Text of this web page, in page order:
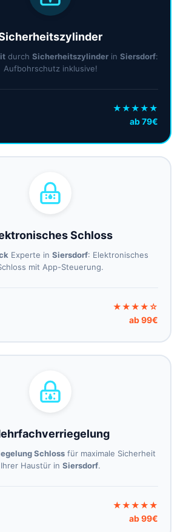
durch Sicherheitszylinder in Siersdorf:
Aufbohrschutz inklusive!
★★★★★
ab 79€
Schloss
Experte in Siersdorf: Elektronisches
mit App-Steuerung.
★★★★☆
ab 99€
Schloss für maximale Sicherheit
Ihrer Haustür in Siersdorf.
★★★★★
ab 99€